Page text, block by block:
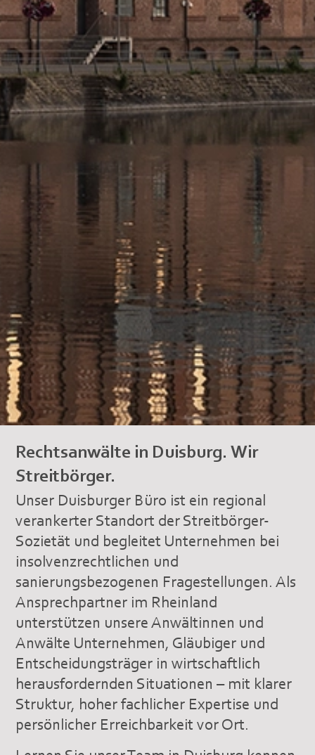
Rechtsanwälte in Duisburg. Wir
Streitbörger.
Unser Duisburger Büro ist ein regional
verankerter Standort der Streitbörger-
Sozietät und begleitet Unternehmen bei
insolvenzrechtlichen und
sanierungsbezogenen Fragestellungen. Als
Ansprechpartner im Rheinland
unterstützen unsere Anwältinnen und
Anwälte Unternehmen, Gläubiger und
Entscheidungsträger in wirtschaftlich
herausfordernden Situationen – mit klarer
Struktur, hoher fachlicher Expertise und
persönlicher Erreichbarkeit vor Ort.